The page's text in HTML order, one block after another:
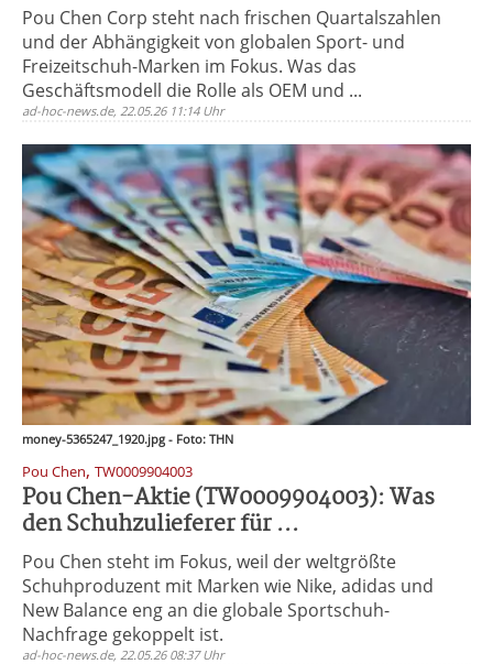
Pou Chen Corp steht nach frischen Quartalszahlen
und der Abhängigkeit von globalen Sport- und
Freizeitschuh-Marken im Fokus. Was das
Geschäftsmodell die Rolle als OEM und ...
ad-hoc-news.de, 22.05.26 11:14 Uhr
money-5365247_1920.jpg - Foto: THN
Pou Chen, TW0009904003
Pou Chen-Aktie (TW0009904003): Was
den Schuhzulieferer für ...
Pou Chen steht im Fokus, weil der weltgrößte
Schuhproduzent mit Marken wie Nike, adidas und
New Balance eng an die globale Sportschuh-
Nachfrage gekoppelt ist.
ad-hoc-news.de, 22.05.26 08:37 Uhr